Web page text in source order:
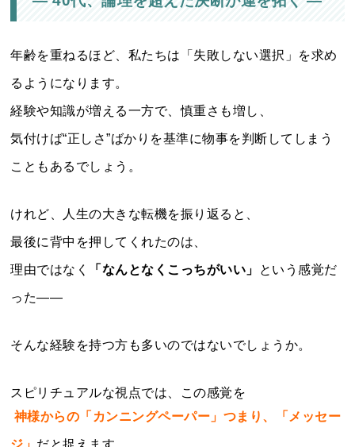
年齢を重ねるほど、私たちは「失敗しない選択」を求め
るようになります。
経験や知識が増える一方で、慎重さも増し、
気付けば“正しさ”ばかりを基準に物事を判断してしまう
こともあるでしょう。
けれど、人生の大きな転機を振り返ると、
最後に背中を押してくれたのは、
理由ではなく 「なんとなくこっちがいい」 という感覚だ
った――
そんな経験を持つ方も多いのではないでしょうか。
スピリチュアルな視点では、この感覚を
神様からの「カンニングペーパー」つまり、「メッセー